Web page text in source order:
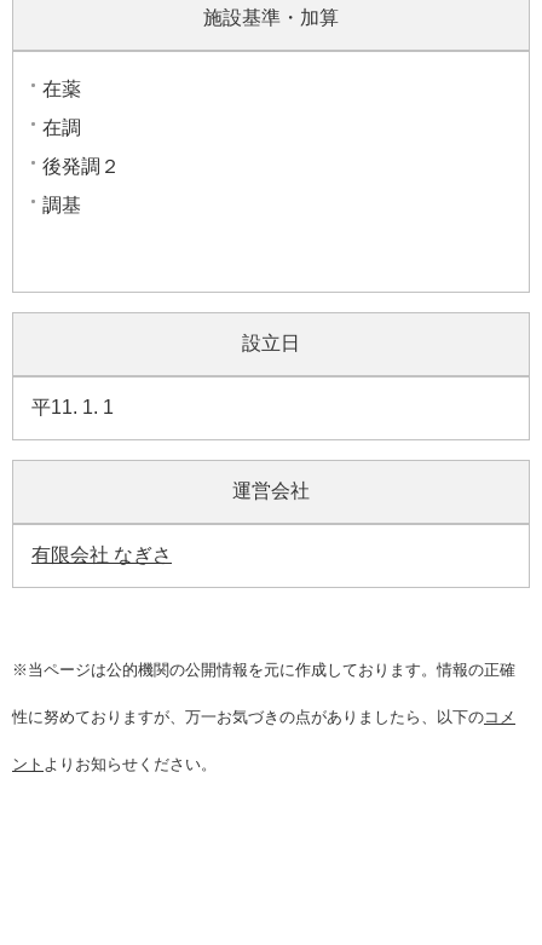
施設基準・加算
在薬
在調
後発調２
調基
設立日
平11. 1. 1
運営会社
有限会社 なぎさ
※当ページは公的機関の公開情報を元に作成しております。情報の正確
性に努めておりますが、万一お気づきの点がありましたら、以下のコメ
ント よりお知らせください。